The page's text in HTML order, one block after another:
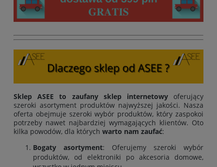
Sklep ASEE to zaufany sklep internetowyoferujący
szeroki asortyment produktów najwyższej jakości. Nasza
oferta obejmuje szeroki wybór produktów, który zaspokoi
potrzeby nawet najbardziej wymagających klientów. Oto
kilka powodów, dla których warto nam zaufać:
Bogaty asortyment: Oferujemy szeroki wybór
produktów, od elektroniki po akcesoria domowe,